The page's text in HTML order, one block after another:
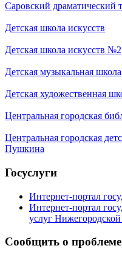
Саровский драматический
Детская школа искусств
Детская школа искусств №2
Детская музыкальная школа
Детская художественная
Центральная городская
Центральная городская
Пушкина
Госуслуги
Интернет-портал
Интернет-портал
услуг Нижегородской
Сообщить о проблеме